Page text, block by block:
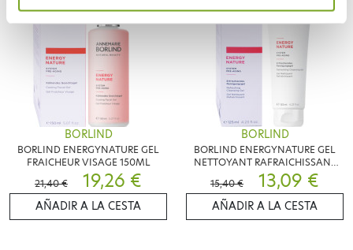
BORLIND
BORLIND ENERGYNATURE GEL
FRAICHEUR VISAGE 150ML
21,40 €
19,26 €
AÑADIR A LA CESTA
BORLIND
BORLIND ENERGYNATURE GEL
NETTOYANT RAFRAICHISSANT
125ML
15,40 € 13,09 €
AÑADIR A LA CESTA